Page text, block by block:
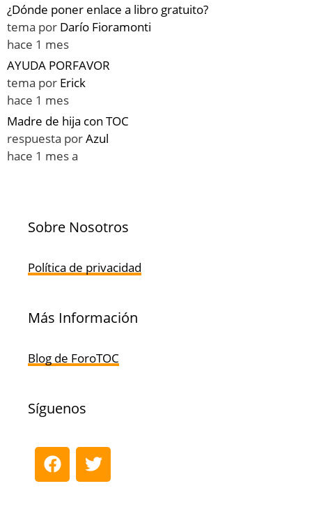
¿Dónde poner enlace a libro gratuito?
tema por Darío Fioramonti
hace 1 mes
AYUDA PORFAVOR
tema por Erick
hace 1 mes
Madre de hija con TOC
respuesta porAzul
hace 1 mes a
Sobre Nosotros
Política de privacidad
Más Información
Blog de ForoTOC
Síguenos